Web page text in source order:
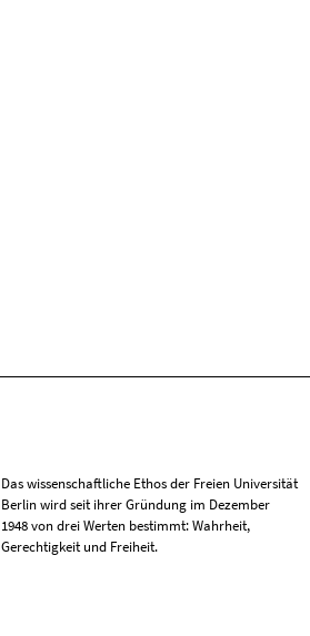
Das wissenschaftliche Ethos der Freien Universität
Berlin wird seit ihrer Gründung im Dezember
1948 von drei Werten bestimmt: Wahrheit,
Gerechtigkeit und Freiheit.